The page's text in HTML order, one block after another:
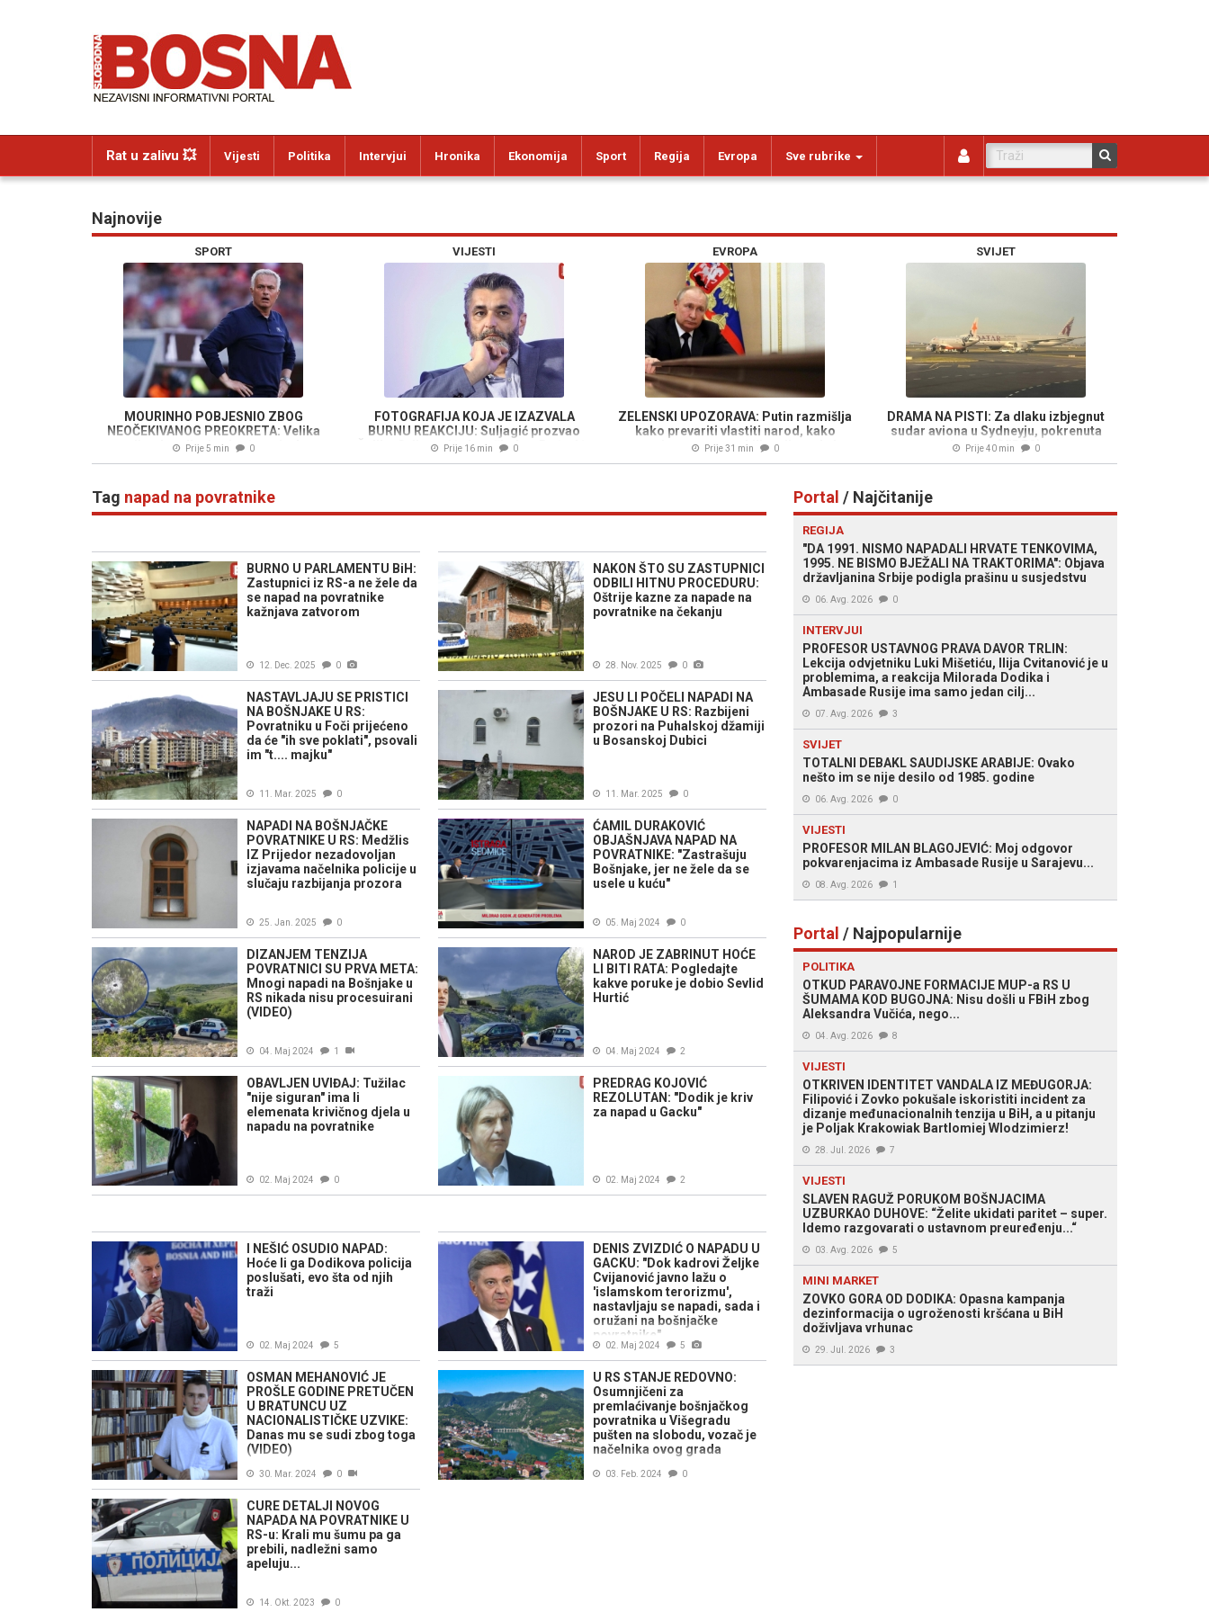
Rat u zalivu 💥 Vijesti Politika Intervjui Hronika Ekonomija Sport Regija Evropa Sve rubrike
Najnovije
SPORT
MOURINHO POBJESNIO ZBOG
NEOČEKIVANOG PREOKRETA: Velika
zvijezda odlazi najvećem rivalu
Prije 5 min 0
VIJESTI
FOTOGRAFIJA KOJA JE IZAZVALA
BURNU REAKCIJU: Suljagić prozvao
Željku Cvijanović zbog škole u Roćeviću
Prije 16 min 0
EVROPA
ZELENSKI UPOZORAVA: Putin razmišlja
kako prevariti vlastiti narod, kako
provesti masovnu mobilizaciju, a da je...
Prije 31 min 0
SVIJET
DRAMA NA PISTI: Za dlaku izbjegnut
sudar aviona u Sydneyju, pokrenuta
istraga (VIDEO)
Prije 40 min 0
Tag napad na povratnike
BURNO U PARLAMENTU BiH:
Zastupnici iz RS-a ne žele da
se napad na povratnike
kažnjava zatvorom
12. Dec. 2025 0
NAKON ŠTO SU ZASTUPNICI
ODBILI HITNU PROCEDURU:
Oštrije kazne za napade na
povratnike na čekanju
28. Nov. 2025 0
NASTAVLJAJU SE PRISTICI
NA BOŠNJAKE U RS:
Povratniku u Foči prijećeno
da će "ih sve poklati", psovali
im "t.... majku"
11. Mar. 2025 0
JESU LI POČELI NAPADI NA
BOŠNJAKE U RS: Razbijeni
prozori na Puhalskoj džamiji
u Bosanskoj Dubici
11. Mar. 2025 0
NAPADI NA BOŠNJAČKE
POVRATNIKE U RS: Medžlis
IZ Prijedor nezadovoljan
izjavama načelnika policije u
slučaju razbijanja prozora
25. Jan. 2025 0
ĆAMIL DURAKOVIĆ
OBJAŠNJAVA NAPAD NA
POVRATNIKE: "Zastrašuju
Bošnjake, jer ne žele da se
usele u kuću"
05. Maj 2024 0
DIZANJEM TENZIJA
POVRATNICI SU PRVA META:
Mnogi napadi na Bošnjake u
RS nikada nisu procesuirani
(VIDEO)
04. Maj 2024 1
NAROD JE ZABRINUT HOĆE
LI BITI RATA: Pogledajte
kakve poruke je dobio Sevlid
Hurtić
04. Maj 2024 2
OBAVLJEN UVIĐAJ: Tužilac
"nije siguran" ima li
elemenata krivičnog djela u
napadu na povratnike
02. Maj 2024 0
PREDRAG KOJOVIĆ
REZOLUTAN: "Dodik je kriv
za napad u Gacku"
02. Maj 2024 2
I NEŠIĆ OSUDIO NAPAD:
Hoće li ga Dodikova policija
poslušati, evo šta od njih
traži
02. Maj 2024 5
DENIS ZVIZDIĆ O NAPADU U
GACKU: "Dok kadrovi Željke
Cvijanović javno lažu o
'islamskom terorizmu',
nastavljaju se napadi, sada i
oružani na bošnjačke
povratnike"
02. Maj 2024 5
OSMAN MEHANOVIĆ JE
PROŠLE GODINE PRETUČEN
U BRATUNCU UZ
NACIONALISTIČKE UZVIKE:
Danas mu se sudi zbog toga
(VIDEO)
30. Mar. 2024 0
U RS STANJE REDOVNO:
Osumnjičeni za
premlaćivanje bošnjačkog
povratnika u Višegradu
pušten na slobodu, vozač je
načelnika ovog grada
03. Feb. 2024 0
CURE DETALJI NOVOG
NAPADA NA POVRATNIKE U
RS-u: Krali mu šumu pa ga
prebili, nadležni samo
apeluju...
14. Okt. 2023 0
Portal / Najčitanije
REGIJA
"DA 1991. NISMO NAPADALI HRVATE TENKOVIMA,
1995. NE BISMO BJEŽALI NA TRAKTORIMA": Objava
državljanina Srbije podigla prašinu u susjedstvu
06. Avg. 2026 0
INTERVJUI
PROFESOR USTAVNOG PRAVA DAVOR TRLIN:
Lekcija odvjetniku Luki Mišetiću, Ilija Cvitanović je u
problemima, a reakcija Milorada Dodika i
Ambasade Rusije ima samo jedan cilj...
07. Avg. 2026 3
SVIJET
TOTALNI DEBAKL SAUDIJSKE ARABIJE: Ovako
nešto im se nije desilo od 1985. godine
06. Avg. 2026 0
VIJESTI
PROFESOR MILAN BLAGOJEVIĆ: Moj odgovor
pokvarenjacima iz Ambasade Rusije u Sarajevu...
08. Avg. 2026 1
Portal / Najpopularnije
POLITIKA
OTKUD PARAVOJNE FORMACIJE MUP-a RS U
ŠUMAMA KOD BUGOJNA: Nisu došli u FBiH zbog
Aleksandra Vučića, nego...
04. Avg. 2026 8
VIJESTI
OTKRIVEN IDENTITET VANDALA IZ MEĐUGORJA:
Filipović i Zovko pokušale iskoristiti incident za
dizanje međunacionalnih tenzija u BiH, a u pitanju
je Poljak Krakowiak Bartlomiej Wlodzimierz!
28. Jul. 2026 7
VIJESTI
SLAVEN RAGUŽ PORUKOM BOŠNJACIMA
UZBURKAO DUHOVE: “Želite ukidati paritet – super.
Idemo razgovarati o ustavnom preuređenju...“
03. Avg. 2026 5
MINI MARKET
ZOVKO GORA OD DODIKA: Opasna kampanja
dezinformacija o ugroženosti kršćana u BiH
doživljava vrhunac
29. Jul. 2026 3